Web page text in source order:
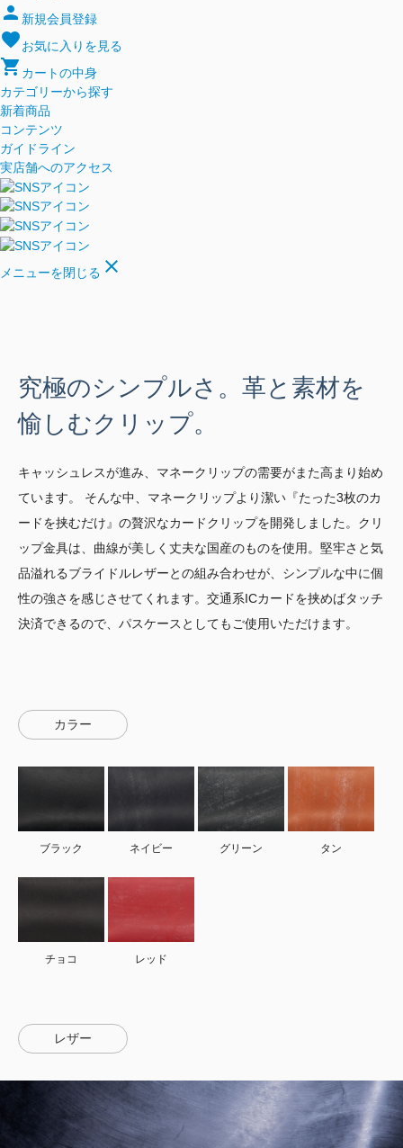
person 新規会員登録
favoriteお気に入りを見る
shopping_cart カートの中身
カテゴリーから探す
新着商品
コンテンツ
ガイドライン
実店舗へのアクセス
メニューを閉じる close
究極のシンプルさ。革と素材を
愉しむクリップ。
キャッシュレスが進み、マネークリップの需要がまた高まり始め
ています。 そんな中、マネークリップより潔い『たった3枚のカ
ードを挟むだけ』の贅沢なカードクリップを開発しました。クリ
ップ金具は、曲線が美しく丈夫な国産のものを使用。堅牢さと気
品溢れるブライドルレザーとの組み合わせが、シンプルな中に個
性の強さを感じさせてくれます。交通系ICカードを挟めばタッチ
決済できるので、パスケースとしてもご使用いただけます。
カラー
ブラック ネイビー グリーン タン
チョコ レッド
レザー